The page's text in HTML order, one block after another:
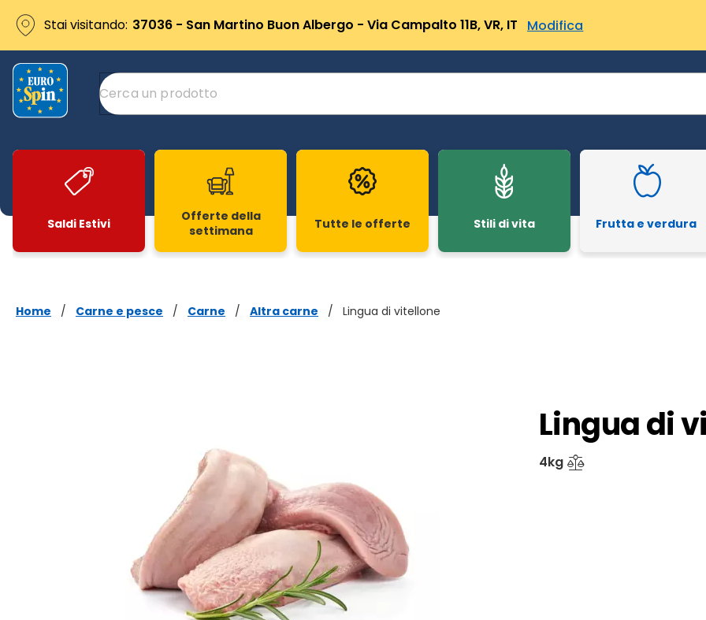
Stai visitando: 37036 - San Martino Buon Albergo - Via Campalto 11B, VR, IT Modifica
Saldi Estivi
Offerte della
settimana
Tutte le offerte Stili di vita Frutta e verdura
Home / Carne e pesce / Carne / Altra carne / Lingua di vitellone
Lingua di
4kg